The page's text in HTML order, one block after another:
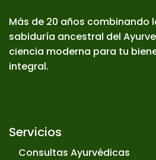
Más de 20 años combinando
sabiduría ancestral del
ciencia moderna para tu
integral.
Servicios
Consultas Ayurvédicas